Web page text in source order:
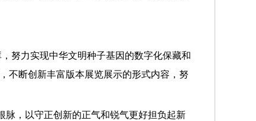
努力实现中华文明种子基因的数字化保藏和
不断创新丰富版本展览展示的形式内容，努
脉，以守正创新的正气和锐气更好担负起新